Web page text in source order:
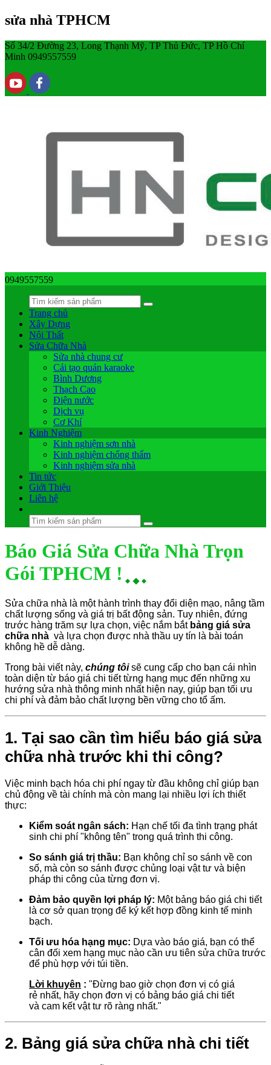
sửa nhà TPHCM
Số 34/2 Đường 23, Long Thạnh Mỹ, TP Thủ Đức, TP Hồ Chí
Minh 0949557559
0949557559
Trang chủ
Xây Dựng
Nội Thất
Sửa Chữa Nhà
Sửa nhà chung cư
Cải tạo quán karaoke
Bình Dương
Thạch Cao
Điện nước
Dịch vụ
Cơ Khí
Kinh Nghiệm
Kinh nghiệm sơn nhà
Kinh nghiệm chống thấm
Kinh nghiệm sửa nhà
Tin tức
Giới Thiệu
Liên hệ
Báo Giá Sửa Chữa Nhà Trọn
Gói TPHCM !
Sửa chữa nhà là một hành trình thay đổi diện mạo, nâng tầm
chất lượng sống và giá trị bất động sản. Tuy nhiên, đứng
trước hàng trăm sự lựa chọn, việc nắm bắt bảng giá sửa
chữa nhà và lựa chọn được nhà thầu uy tín là bài toán
không hề dễ dàng.
Trong bài viết này, chúng tôi sẽ cung cấp cho bạn cái nhìn
toàn diện từ báo giá chi tiết từng hạng mục đến những xu
hướng sửa nhà thông minh nhất hiện nay, giúp bạn tối ưu
chi phí và đảm bảo chất lượng bền vững cho tổ ấm.
1. Tại sao cần tìm hiểu báo giá sửa
chữa nhà trước khi thi công?
Việc minh bạch hóa chi phí ngay từ đầu không chỉ giúp bạn
chủ động về tài chính mà còn mang lại nhiều lợi ích thiết
thực:
Kiểm soát ngân sách: Hạn chế tối đa tình trạng phát
sinh chi phí "không tên" trong quá trình thi công.
So sánh giá trị thầu: Bạn không chỉ so sánh về con
số, mà còn so sánh được chủng loại vật tư và biện
pháp thi công của từng đơn vị.
Đảm bảo quyền lợi pháp lý: Một bảng báo giá chi tiết
là cơ sở quan trọng để ký kết hợp đồng kinh tế minh
bạch.
Tối ưu hóa hạng mục: Dựa vào báo giá, bạn có thể
cân đối xem hạng mục nào cần ưu tiên sửa chữa trước
để phù hợp với túi tiền.
Lời khuyên : "Đừng bao giờ chọn đơn vị có giá
rẻ nhất, hãy chọn đơn vị có bảng báo giá chi tiết
và cam kết vật tư rõ ràng nhất."
2. Bảng giá sửa chữa nhà chi tiết